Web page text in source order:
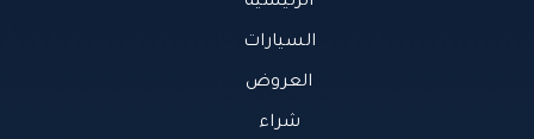
السيارات
العروض
شراء